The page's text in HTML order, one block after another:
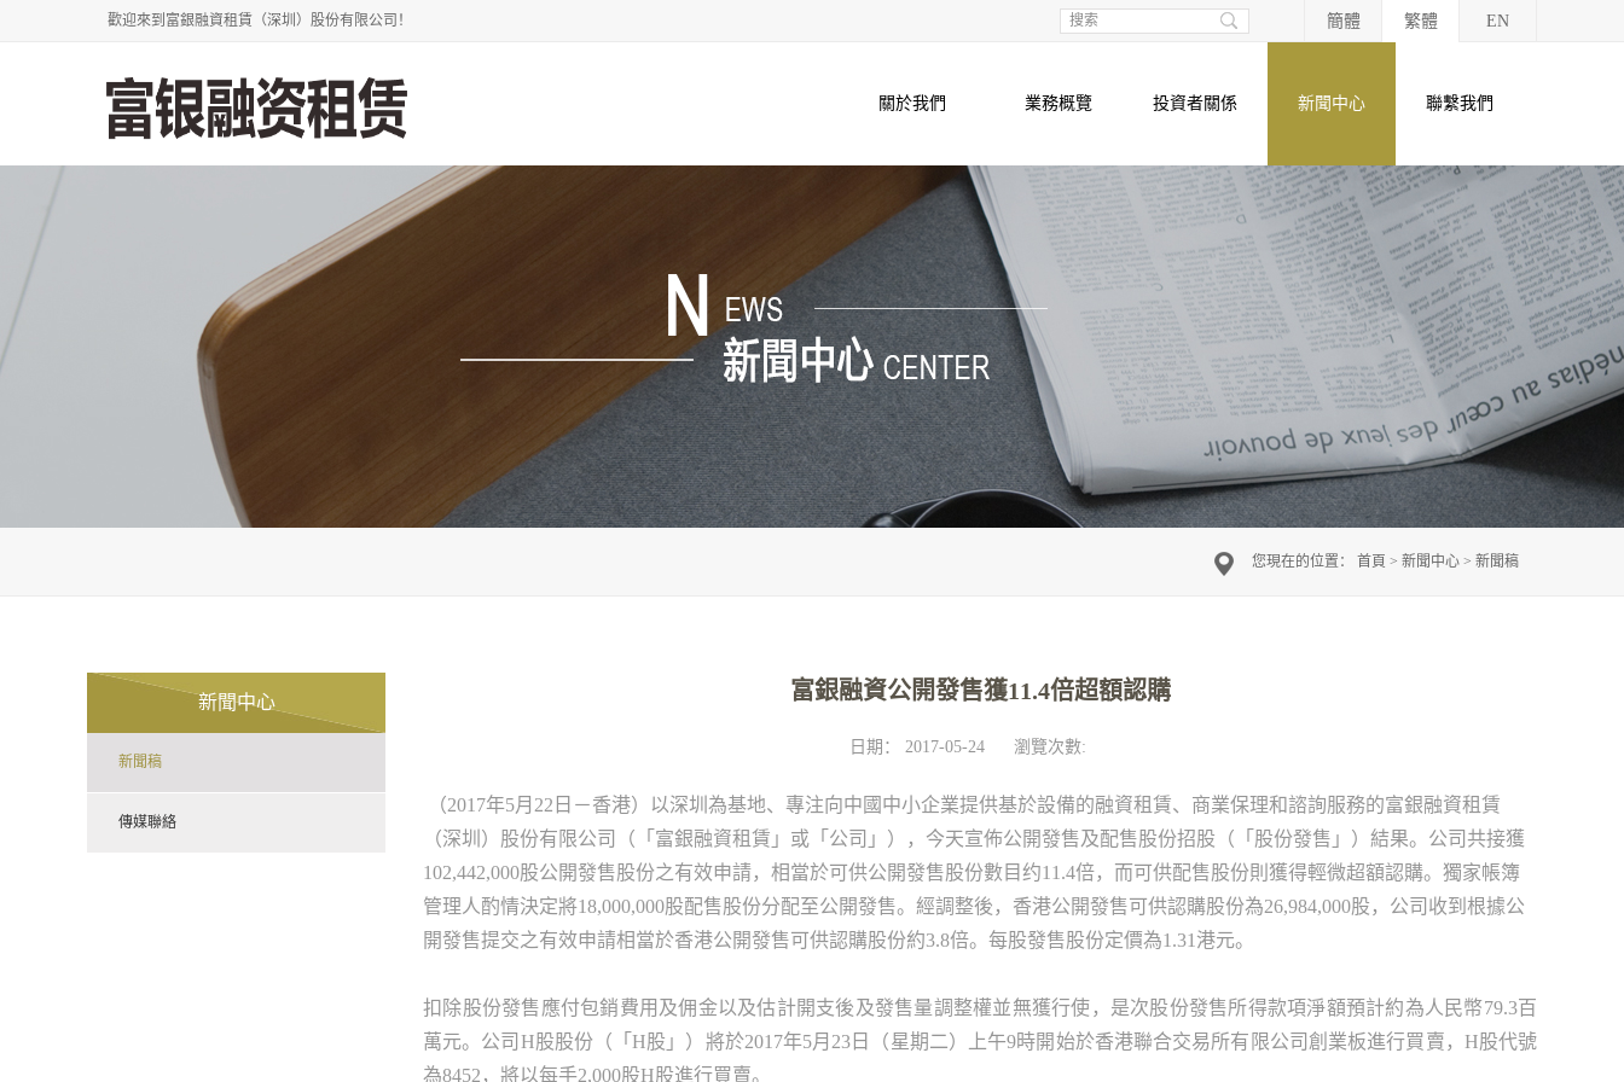
歡迎來到富銀融資租賃（深圳）股份有限公司！ 簡體 繁體 EN
關於我們 業務概覽 投資者關係 新聞中心 聯繫我們
您現在的位置： 首頁 > 新聞中心 > 新聞稿
新聞中心
新聞稿
傳媒聯絡
富銀融資公開發售獲11.4倍超額認購
日期： 2017-05-24 瀏覽次數:
（2017年5月 22 日－香港）以深圳為基地、專注向中國中小企業提供基於設備的融資租賃、 商業保理和諮詢服務的富銀融資租賃
（深圳）股份有限公司（「富銀融資租賃」或「公司」），今天宣佈公開發售及配售股份招股（「股份發售」）結果。公司共接獲
102,442,000股公開發售股份之有效申請，相當於可供公開發售股份數目约11.4倍，而可供配售股份則獲得輕微超額認購。獨家帳簿
管理人酌情決定將18,000,000股配售股份分配至公開發售。經調整後，香港公開發售可供認購股份為26,984,000股，公司收到根據公
開發售提交之有效申請相當於香港公開發售可供認購股份約3.8倍。每股發售股份定價為1.31 港元。
扣除股份發售應付包銷費用及佣金以及估計開支後及發售量調整權並無獲行使，是次股份發售所得款項淨額預計約為人民幣79.3百
萬元。公司 H股股份（「H股」）將於2017年5月 23 日（星期二）上午9時開始於香港聯合交易所有限公司創業板進行買賣， H股代號
為8452 ，將以每手2,000股H股進行買賣。